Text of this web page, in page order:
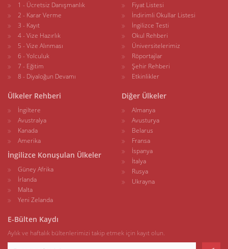
1 - Ücretsiz Danışmanlık
2 - Karar Verme
3 - Kayıt
4 - Vize Hazırlık
5 - Vize Alınması
6 - Yolculuk
7 - Eğitim
8 - Diyaloğun Devamı
Fiyat Listesi
İndirimli Okullar Listesi
İngilizce Testi
Okul Rehberi
Üniversitelerimiz
Röportajlar
Şehir Rehberi
Etkinlikler
Ülkeler Rehberi
İngiltere
Avustralya
Kanada
Amerika
İngilizce Konuşulan Ülkeler
Güney Afrika
İrlanda
Malta
Yeni Zelanda
Diğer Ülkeler
Almanya
Avusturya
Belarus
Fransa
İspanya
İtalya
Rusya
Ukrayna
E-Bülten Kaydı
Aylık ve haftalık bültenlerimizi takip etmek için kayıt olun.